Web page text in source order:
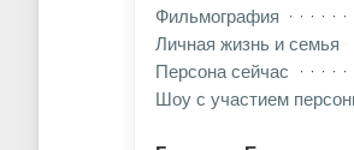
Фильмография
Личная жизнь и семья
Персона сейчас
Шоу с участием